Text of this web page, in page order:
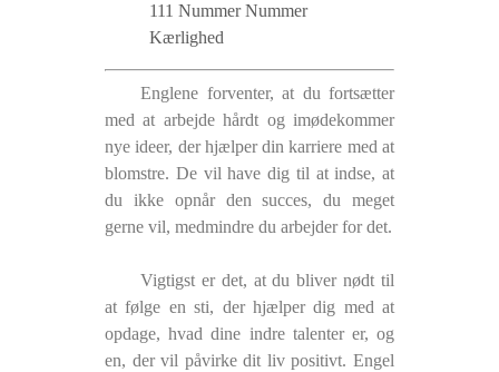
111 Nummer Nummer
Kærlighed
Englene forventer, at du fortsætter
med at arbejde hårdt og imødekommer
nye ideer, der hjælper din karriere med at
blomstre. De vil have dig til at indse, at
du ikke opnår den succes, du meget
gerne vil, medmindre du arbejder for det.
Vigtigst er det, at du bliver nødt til
at følge en sti, der hjælper dig med at
opdage, hvad dine indre talenter er, og
en, der vil påvirke dit liv positivt. Engel